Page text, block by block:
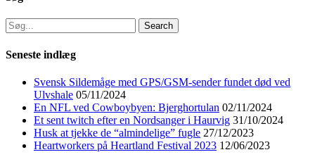
Search
for:
Seneste indlæg
Svensk Sildemåge med GPS/GSM-sender fundet død ved
Ulvshale 05/11/2024
En NFL ved Cowboybyen: Bjerghortulan 02/11/2024
Et sent twitch efter en Nordsanger i Haurvig 31/10/2024
Husk at tjekke de “almindelige” fugle 27/12/2023
Heartworkers på Heartland Festival 2023 12/06/2023